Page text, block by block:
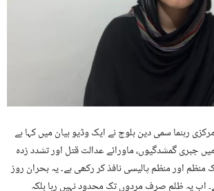
رہنما سمی دین بلوچ نے ایک وڈیو بیان میں کہا ہے
جبری گمشدگیوں، ماورائے عدالت قتل اور تشدد زدہ
منظم اور منظم پالیسی نافذ کر رکھی ہے۔ یہ بحران روز
اب یہ ظلم صرف مردوں تک محدود نہیں رہا بلکہ